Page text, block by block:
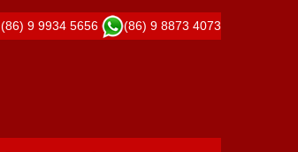
(86) 9 9934 5656 (86) 9 8873 4073